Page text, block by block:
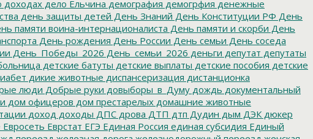
доходах дело Ельчина демография демогрфия денежные
день защиты детей День Знаний День Конституции РФ День
памяти воина-интернационалиста День памяти и скорби День
День рождения День России День семьи День соседа
День_Победы_2026 День_семьи_2026 деньги депутат депутаты
детские батуты детские выплаты детские пособия детские
дикие животные диспансеризация дистанционка
люди Добрые руки довыборы_в_Думу дождь документальный
дом офицеров дом престарелых домашние животные
доход доходы ДПС дрова ДТП дтп Дудин дым ДЭК дюкер
Евросеть Еврстат ЕГЭ Единая Россия единая субсидия Единый